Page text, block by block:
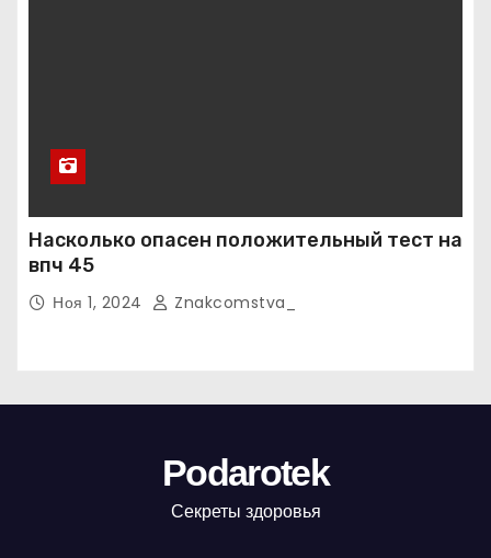
Насколько опасен положительный тест на
впч 45
Ноя 1, 2024 Znakcomstva_
Podarotek
Секреты здоровья